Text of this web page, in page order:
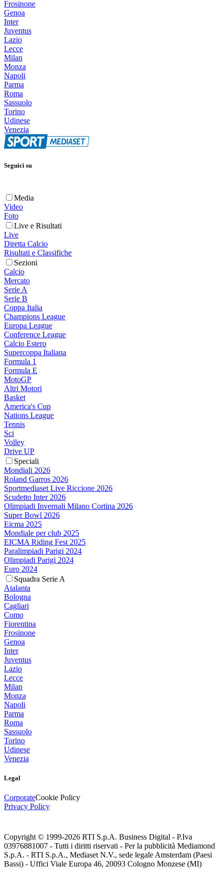
Frosinone
Genoa
Inter
Juventus
Lazio
Lecce
Milan
Monza
Napoli
Parma
Roma
Sassuolo
Torino
Udinese
Venezia
Seguici su
Media
Video
Foto
Live e Risultati
Live
Diretta Calcio
Risultati e Classifiche
Sezioni
Calcio
Mercato
Serie A
Serie B
Coppa Italia
Champions League
Europa League
Conference League
Calcio Estero
Supercoppa Italiana
Formula 1
Formula E
MotoGP
Altri Motori
Basket
America's Cup
Nations League
Tennis
Sci
Volley
Drive UP
Speciali
Mondiali 2026
Roland Garros 2026
Sportmediaset Live Riccione 2026
Scudetto Inter 2026
Olimpiadi Invernali Milano Cortina 2026
Super Bowl 2026
Eicma 2025
Mondiale per club 2025
EICMA Riding Fest 2025
Paralimpiadi Parigi 2024
Olimpiadi Parigi 2024
Euro 2024
Squadra Serie A
Atalanta
Bologna
Cagliari
Como
Fiorentina
Frosinone
Genoa
Inter
Juventus
Lazio
Lecce
Milan
Monza
Napoli
Parma
Roma
Sassuolo
Torino
Udinese
Venezia
Legal
CorporateCookie Policy
Privacy Policy
Copyright © 1999-2026 RTI S.p.A. Business Digital - P.Iva
03976881007 - Tutti i diritti riservati - Per la pubblicità Mediamond
S.p.A. - RTI S.p.A., Mediaset N.V., sede legale Amsterdam (Paesi
Bassi) - Uffici Viale Europa 46, 20093 Cologno Monzese (MI)